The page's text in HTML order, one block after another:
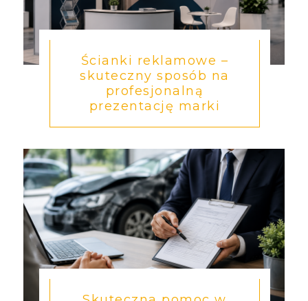
Ścianki reklamowe –
skuteczny sposób na
profesjonalną
prezentację marki